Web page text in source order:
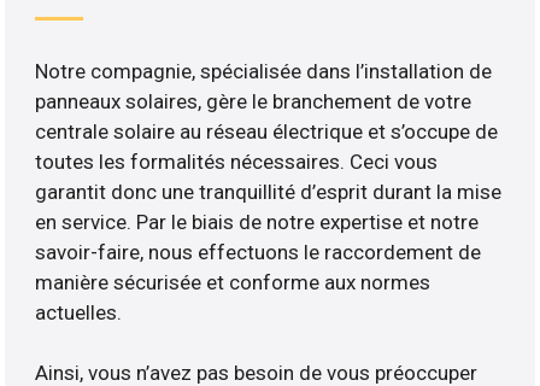
Notre compagnie, spécialisée dans l’installation de
panneaux solaires, gère le branchement de votre
centrale solaire au réseau électrique et s’occupe de
toutes les formalités nécessaires. Ceci vous
garantit donc une tranquillité d’esprit durant la mise
en service. Par le biais de notre expertise et notre
savoir-faire, nous effectuons le raccordement de
manière sécurisée et conforme aux normes
actuelles.
Ainsi, vous n’avez pas besoin de vous préoccuper